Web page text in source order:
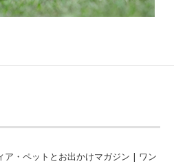
ア・ペットとお出かけマガジン | ワン